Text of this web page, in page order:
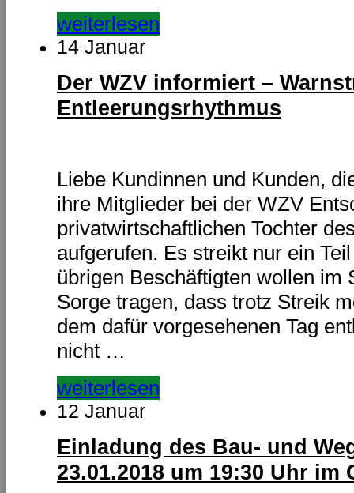
weiterlesen
14 Januar
Der WZV informiert –
Entleerungsrhythmus
Liebe Kundinnen und Kunden,
ihre Mitglieder bei der WZV
privatwirtschaftlichen Tochter
aufgerufen. Es streikt nur ein
übrigen Beschäftigten wollen im
Sorge tragen, dass trotz Streik
dem dafür vorgesehenen Tag
nicht …
weiterlesen
12 Januar
Einladung des Bau- und
23.01.2018 um 19:30 Uhr im